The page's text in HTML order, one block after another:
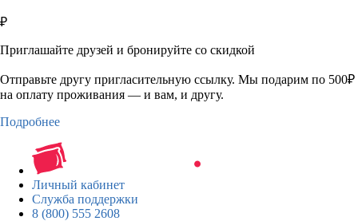
₽
Приглашайте друзей и бронируйте со скидкой
Отправьте другу пригласительную ссылку. Мы подарим по 500₽
на оплату проживания — и вам, и другу.
Подробнее
Личный кабинет
Служба поддержки
8 (800) 555 2608